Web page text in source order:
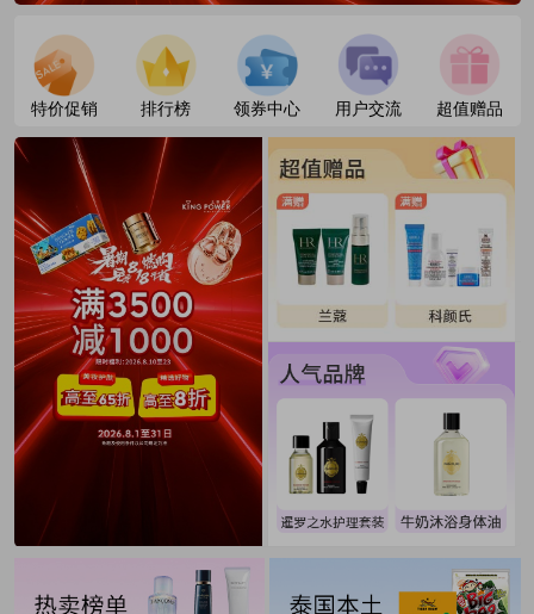
特价促销 排行榜 领券中心 用户交流 超值赠品